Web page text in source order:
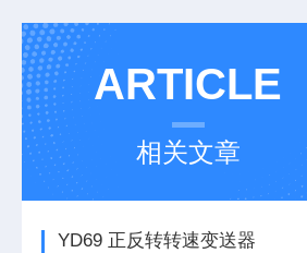
ARTICLE
相关文章
YD69 正反转转速变送器